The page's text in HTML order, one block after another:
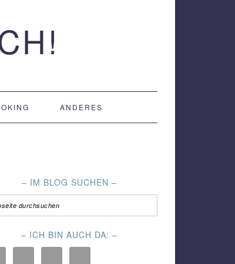
ANDERES
– IM BLOG SUCHEN –
– ICH BIN AUCH DA: –